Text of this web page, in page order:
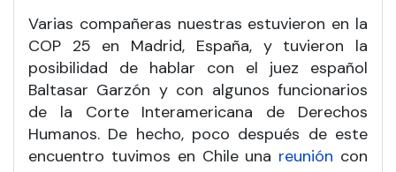
Varias compañeras nuestras estuvieron en la
COP 25 en Madrid, España, y tuvieron la
posibilidad de hablar con el juez español
Baltasar Garzón y con algunos funcionarios
de la Corte Interamericana de Derechos
Humanos. De hecho, poco después de este
encuentro tuvimos en Chile una reunión con